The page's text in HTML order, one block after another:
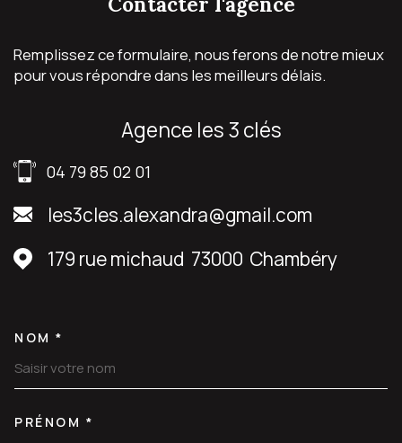
Remplissez ce formulaire, nous ferons de notre mieux
pour vous répondre dans les meilleurs délais.
agence les 3 clés
04 79 85 02 01
les3cles.alexandra@gmail.com
179 rue michaud 73000 Chambéry
NOM *
PRÉNOM *